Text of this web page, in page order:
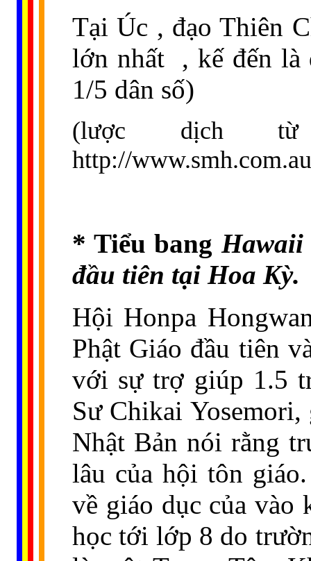
Tại Úc , đạo Thiên
lớn nhất
, kế đến là
1/5 dân số)
(lược dịch từ
http://
* Tiểu bang Hawaii
đầu tiên tại Hoa Kỳ.
Hội Honpa
Phật Giáo đầu tiên
với sự trợ giúp 1.5
Sư Chikai
Nhật Bản nói rằng
lâu của hội tôn
về giáo dục của vào
học tới lớp 8 do